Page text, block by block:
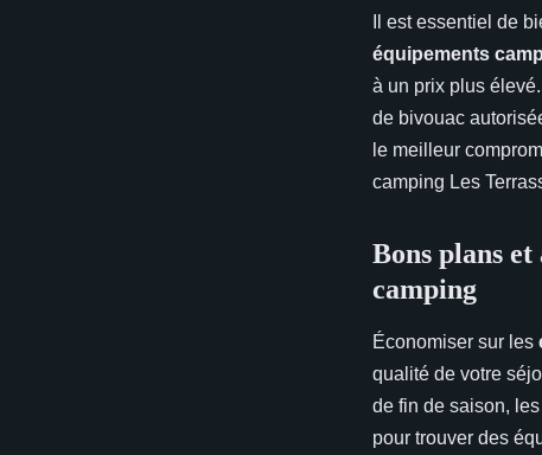
Il est essentiel de
équipements
à un prix plus
de bivouac
le meilleur
camping Les
Bons plans et
camping
Économiser sur les
qualité de votre
de fin de saison,
pour trouver des